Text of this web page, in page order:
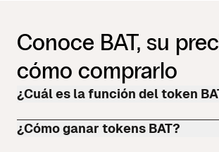
Conoce BAT, su
cómo comprarlo
¿Cuál es la función del token
¿Cómo ganar tokens BAT?